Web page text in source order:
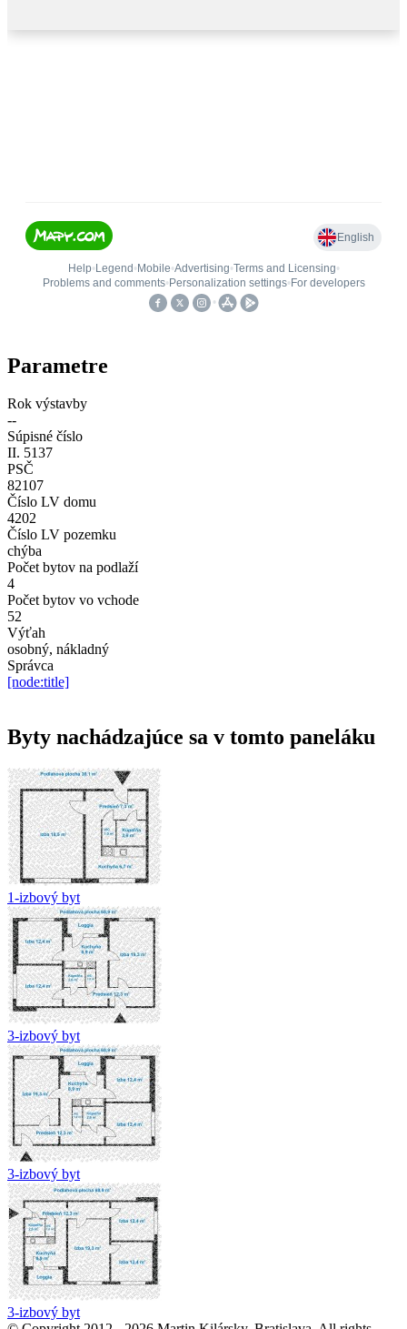
Parametre
Rok výstavby
--
Súpisné číslo
II. 5137
PSČ
82107
Číslo LV domu
4202
Číslo LV pozemku
chýba
Počet bytov na podlaží
4
Počet bytov vo vchode
52
Výťah
osobný, nákladný
Správca
[node:title]
Byty nachádzajúce sa v tomto paneláku
1-izbový byt
3-izbový byt
3-izbový byt
3-izbový byt